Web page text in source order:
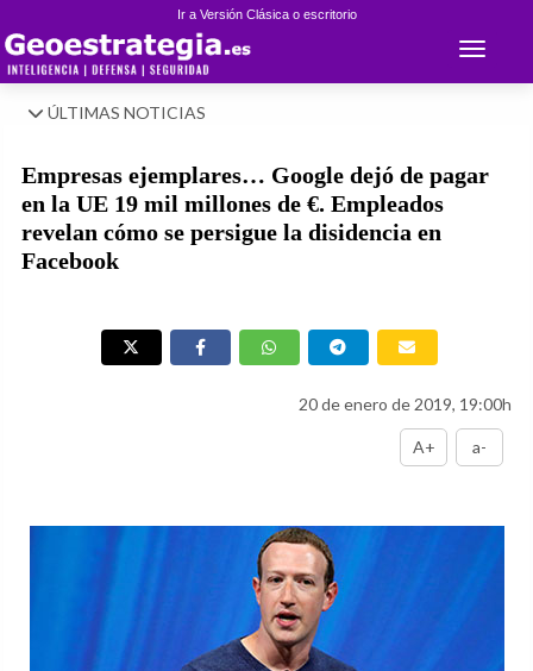
Ir a Versión Clásica o escritorio
Toggle
ÚLTIMAS NOTICIAS
Empresas ejemplares… Google dejó de pagar
en la UE 19 mil millones de €. Empleados
revelan cómo se persigue la disidencia en
Facebook
20 de enero de 2019, 19:00h
A+ a-